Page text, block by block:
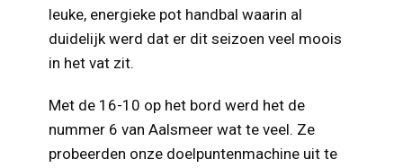
leuke, energieke pot handbal waarin al
duidelijk werd dat er dit seizoen veel moois
in het vat zit.
Met de 16-10 op het bord werd het de
nummer 6 van Aalsmeer wat te veel. Ze
probeerden onze doelpuntenmachine uit te